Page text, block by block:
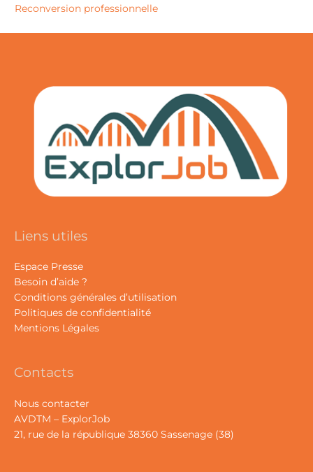
Reconversion professionnelle
Liens utiles
Espace Presse
Besoin d’aide ?
Conditions générales d’utilisation
Politiques de confidentialité
Mentions Légales
Contacts
Nous contacter
AVDTM – ExplorJob
21, rue de la république 38360 Sassenage (38)